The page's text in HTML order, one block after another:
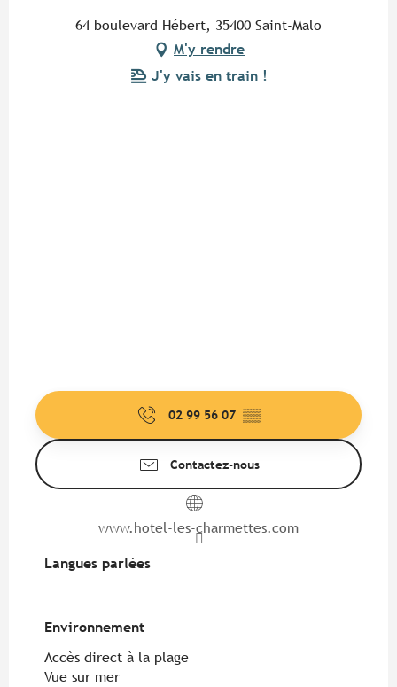
64 boulevard Hébert, 35400 Saint-Malo
M'y rendre
J'y vais en train !
02 99 56 07 ▒▒
Contactez-nous
www.hotel-les-charmettes.com
Langues parlées
Langues parlées
Environnement
Environnement
Accès direct à la plage
Vue sur mer